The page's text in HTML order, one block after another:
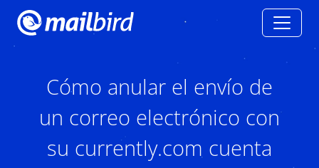
Cómo anular el envío de
un correo electrónico con
su currently.com cuenta